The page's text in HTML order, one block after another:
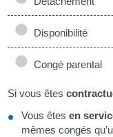
Disponibilité
Congé parental
Si vous êtes
Vous êtes en
mêmes congés